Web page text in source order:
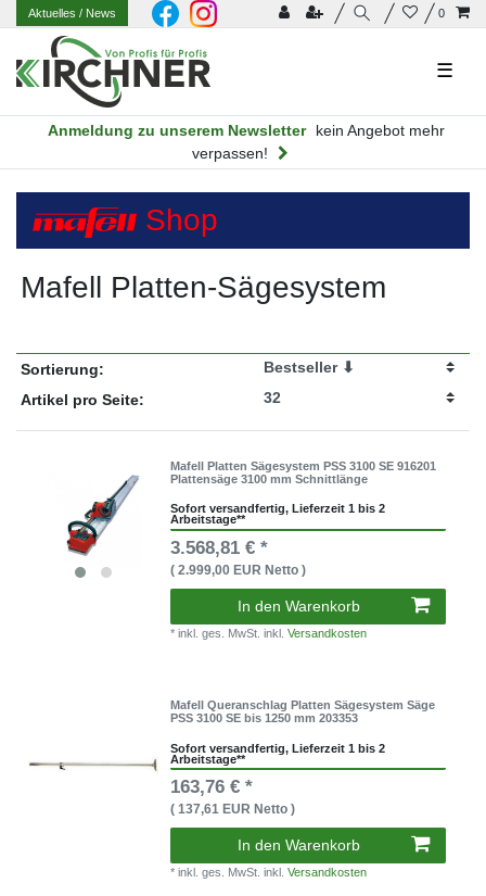
0
Aktuelles/ News
☰
Anmeldung zu unserem Newsletter
kein Angebot mehr
verpassen!
Shop
Mafell Platten-Sägesystem
Sortierung:
Artikel pro Seite:
Mafell Platten Sägesystem PSS 3100 SE 916201
Plattensäge 3100 mm Schnittlänge
Sofort versandfertig, Lieferzeit 1 bis 2
Arbeitstage**
3.568,81 € *
( 2.999,00 EUR Netto )
In den Warenkorb
* inkl. ges. MwSt. inkl.Versandkosten
Mafell Queranschlag Platten Sägesystem Säge
PSS 3100 SE bis 1250 mm 203353
Sofort versandfertig, Lieferzeit 1 bis 2
Arbeitstage**
163,76 € *
( 137,61 EUR Netto )
In den Warenkorb
* inkl. ges. MwSt. inkl.Versandkosten